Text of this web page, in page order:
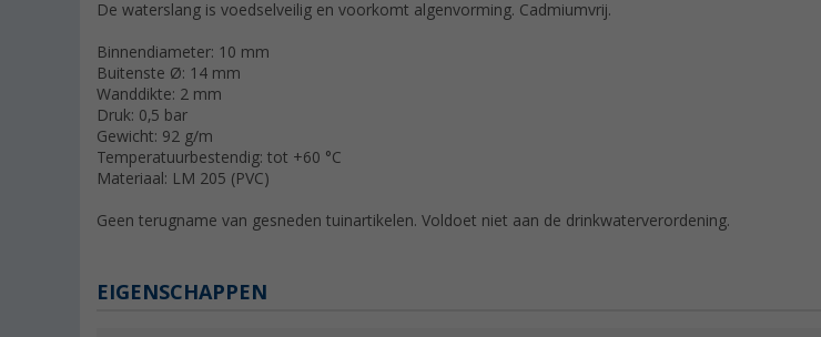
De waterslang is voedselveilig en voorkomt algenvorming. Cadmiumvrij.
Binnendiameter: 10 mm
Buitenste Ø: 14 mm
Wanddikte: 2 mm
Druk: 0,5 bar
Gewicht: 92 g/m
Temperatuurbestendig: tot +60 °C
Materiaal: LM 205 (PVC)
Geen terugname van gesneden tuinartikelen. Voldoet niet aan de drinkwaterverordening.
EIGENSCHAPPEN